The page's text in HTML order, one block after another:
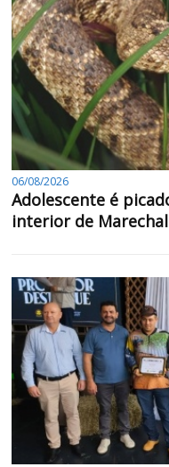
06/08/2026
Adolescente é
interior de